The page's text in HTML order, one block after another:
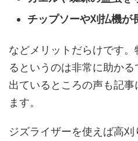
チップソーや刈払機が
などメリットだらけです
るというのは非常に助か
出ているところの声も記
ます。
ジズライザーを使えば高